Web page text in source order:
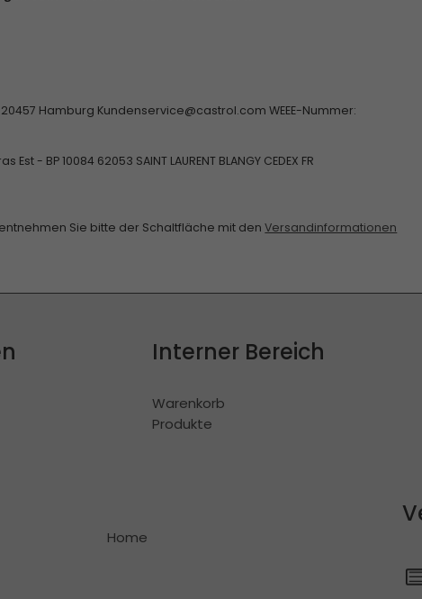
Hamburg Kundenservice@castrol.com WEEE-Nummer:
- BP 10084 62053 SAINT LAURENT BLANGY CEDEX FR
Sie bitte der Schaltfläche mit denVersandinformationen
Interner Bereich
Warenkorb
Produkte
Home